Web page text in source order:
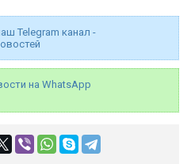
Telegram канал -
на WhatsApp